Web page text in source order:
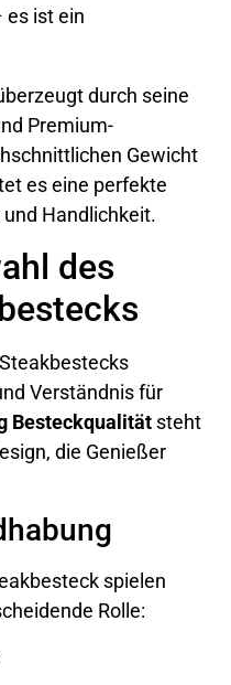
es ist ein
durch seine
Premium-
Gewicht
es eine perfekte
Handlichkeit.
des
Verständnis für
Besteckqualität steht
die Genießer
spielen
Rolle: